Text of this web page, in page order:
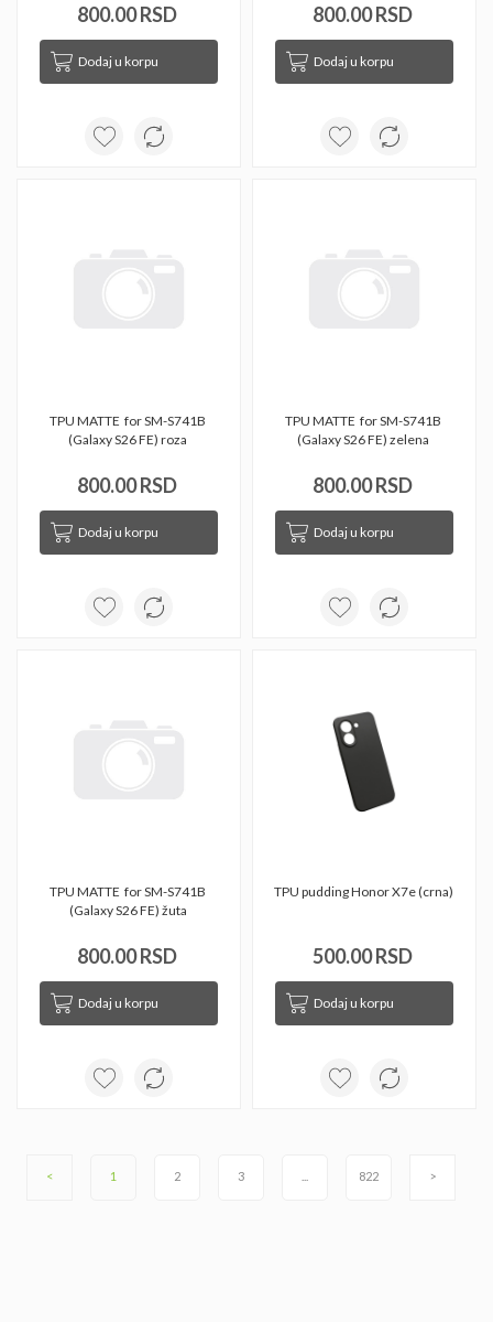
800.00 RSD
Dodaj u korpu
800.00 RSD
Dodaj u korpu
TPU MATTE  for SM-S741B
(Galaxy S26 FE) roza
800.00 RSD
Dodaj u korpu
TPU MATTE  for SM-S741B
(Galaxy S26 FE) zelena
800.00 RSD
Dodaj u korpu
TPU MATTE  for SM-S741B
(Galaxy S26 FE) žuta
800.00 RSD
Dodaj u korpu
TPU pudding Honor X7e (crna)
500.00 RSD
Dodaj u korpu
< 1 2 3 822 >